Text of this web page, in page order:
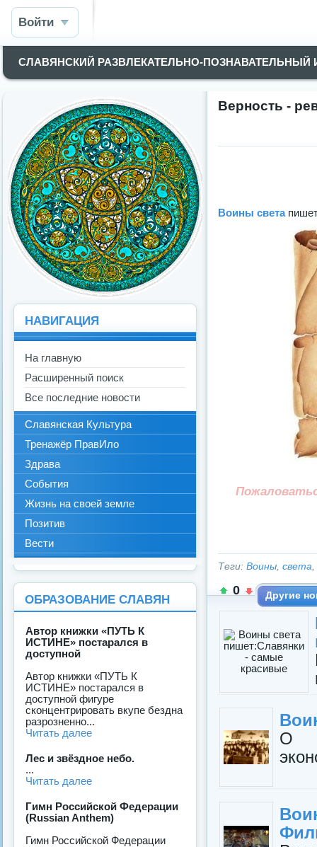
Войти
СЛАВЯНСКИЙ РАЗВЛЕКАТЕЛЬНО-
Верность -
Воины света
Теги: Воины, света,
0 Другие
О
НАВИГАЦИЯ
На главную
Расширенный поиск
Все последние новости
Славянская Культура
Тренажёр ПравИло
Здрава
События
Жизнь на своей земле
Позитив
Вести
ОБРАЗОВАНИЕ СЛАВЯН
Автор книжки «ПУТЬ К
ИСТИНЕ» постарался в
доступной
Автор книжки «ПУТЬ К
ИСТИНЕ» постарался в
доступной фигуре
сконцентрировать вкупе бездна
разрозненно...
Читать далее
Лес и звёздное небо.
...
Читать далее
Гимн Российской Федерации
(Russian Anthem)
Гимн Российской Федерации